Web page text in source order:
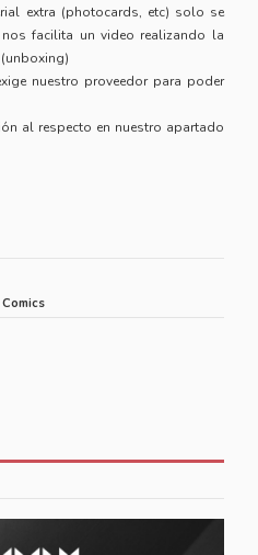
extra (photocards, etc) solo se
facilita un video realizando la
nuestro proveedor para poder
al respecto en nuestro apartado